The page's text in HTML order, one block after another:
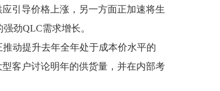
引导价格上涨，另一方面正加速将生
劲QLC需求增长。
推动提升去年全年处于成本价水平的
客户讨论明年的供货量，并在内部考